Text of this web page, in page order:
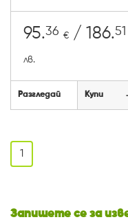
95.36 € / 186.51
лв.
Разгледай Купи
1
Запишете се за